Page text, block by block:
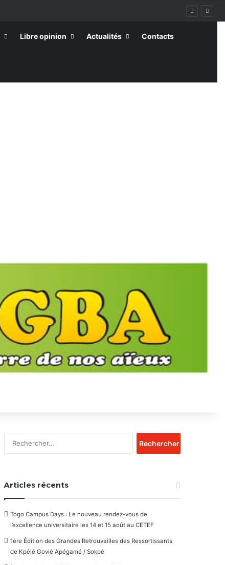
Libre opinion Actualités Contacts
Articles récents
Togo Campus Days : Le nouveau rendez-vous de
l’excellence universitaire les 14 et 15 août au CETEF
1ère Édition des Grandes Retrouvailles des Ressortissants
de Kpélé Govié Apégamé / Sokpé